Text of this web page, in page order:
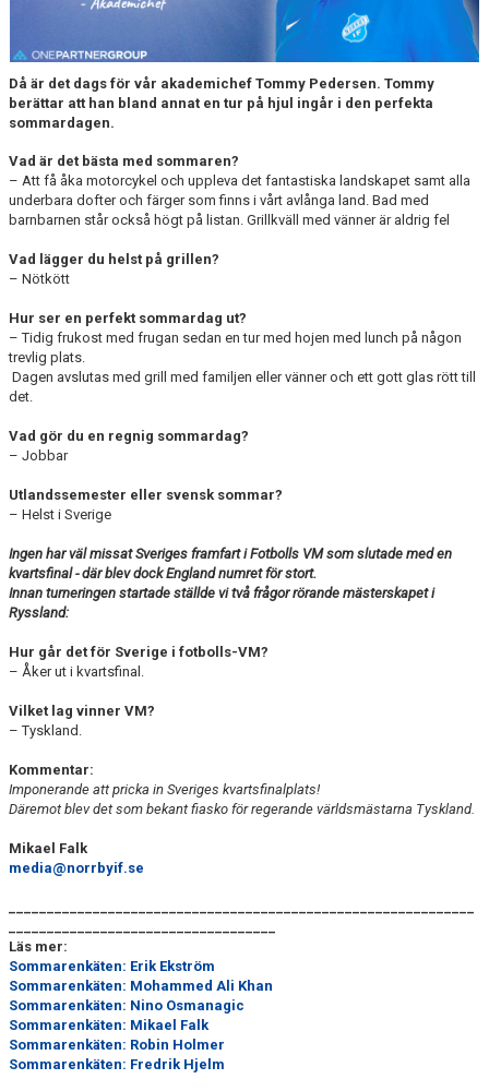
NÄRA NORRBY
VÄRDEGRUND
Då är det dags för vår akademichef Tommy Pedersen. Tommy
berättar att han bland annat en tur på hjul ingår i den perfekta
sommardagen.
Vad är det bästa med sommaren?
– Att få åka motorcykel och uppleva det fantastiska landskapet samt alla
underbara dofter och färger som finns i vårt avlånga land. Bad med
barnbarnen står också högt på listan. Grillkväll med vänner är aldrig fel
Vad lägger du helst på grillen?
– Nötkött
Hur ser en perfekt sommardag ut?
– Tidig frukost med frugan sedan en tur med hojen med lunch på någon
trevlig plats.
Dagen avslutas med grill med familjen eller vänner och ett gott glas rött till
det.
Vad gör du en regnig sommardag?
– Jobbar
Utlandssemester eller svensk sommar?
– Helst i Sverige
Ingen har väl missat Sveriges framfart i Fotbolls VM som slutade med en
kvartsfinal - där blev dock England numret för stort.
Innan turneringen startade ställde vi två frågor rörande mästerskapet i
Ryssland:
Hur går det för Sverige i fotbolls-VM?
– Åker ut i kvartsfinal.
Vilket lag vinner VM?
– Tyskland.
Kommentar:
Imponerande att pricka in Sveriges kvartsfinalplats!
Däremot blev det som bekant fiasko för regerande världsmästarna Tyskland.
Mikael Falk
media@norrbyif.se
_____________________________________________________________
___________________________________
Läs mer:
Sommarenkäten: Erik Ekström
Sommarenkäten: Mohammed Ali Khan
Sommarenkäten: Nino Osmanagic
Sommarenkäten: Mikael Falk
Sommarenkäten: Robin Holmer
Sommarenkäten: Fredrik Hjelm